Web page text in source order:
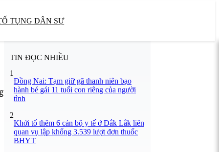
TỤNG DÂN SỰ
TIN ĐỌC NHIỀU
1
Đồng Nai: Tạm giữ gã thanh niên bạo
hành bé gái 11 tuổi con riêng của người
tình
2
Khởi tố thêm 6 cán bộ y tế ở Đắk Lắk liên
quan vụ lập khống 3.539 lượt đơn thuốc
BHYT